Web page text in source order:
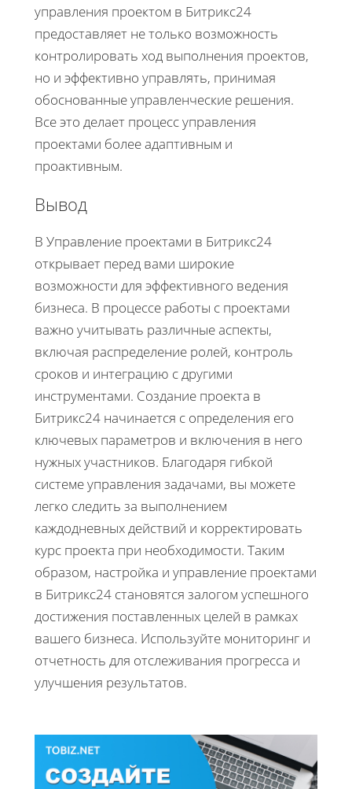
управления проектом в Битрикс24
предоставляет не только возможность
контролировать ход выполнения проектов,
но и эффективно управлять, принимая
обоснованные управленческие решения.
Все это делает процесс управления
проектами более адаптивным и
проактивным.
Вывод
В Управление проектами в Битрикс24
открывает перед вами широкие
возможности для эффективного ведения
бизнеса. В процессе работы с проектами
важно учитывать различные аспекты,
включая распределение ролей, контроль
сроков и интеграцию с другими
инструментами. Создание проекта в
Битрикс24 начинается с определения его
ключевых параметров и включения в него
нужных участников. Благодаря гибкой
системе управления задачами, вы можете
легко следить за выполнением
каждодневных действий и корректировать
курс проекта при необходимости. Таким
образом, настройка и управление проектами
в Битрикс24 становятся залогом успешного
достижения поставленных целей в рамках
вашего бизнеса. Используйте мониторинг и
отчетность для отслеживания прогресса и
улучшения результатов.